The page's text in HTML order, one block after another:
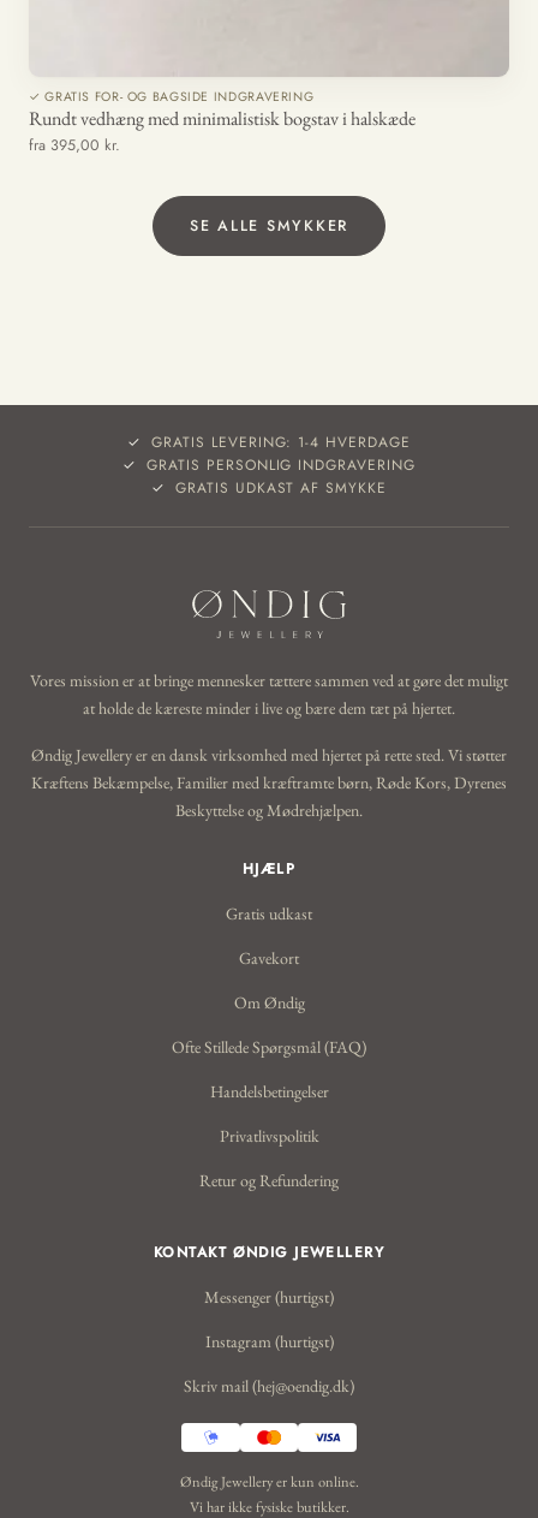
✓ GRATIS FOR- OG BAGSIDE INDGRAVERING
Rundt vedhæng med minimalistisk bogstav i halskæde
fra 395,00 kr.
SE ALLE SMYKKER
GRATIS LEVERING: 1-4 HVERDAGE
GRATIS PERSONLIG INDGRAVERING
GRATIS UDKAST AF SMYKKE
Vores mission er at bringe mennesker tættere sammen ved at gøre det muligt
at holde de kæreste minder i live og bære dem tæt på hjertet.
Øndig Jewellery er en dansk virksomhed med hjertet på rette sted. Vi støtter
Kræftens Bekæmpelse, Familier med kræftramte børn, Røde Kors, Dyrenes
Beskyttelse og Mødrehjælpen.
HJÆLP
Gratis udkast
Gavekort
Om Øndig
Ofte Stillede Spørgsmål (FAQ)
Handelsbetingelser
Privatlivspolitik
Retur og Refundering
KONTAKT ØNDIG JEWELLERY
Messenger (hurtigst)
Instagram (hurtigst)
Skriv mail (hej@oendig.dk)
Øndig Jewellery er kun online.
Vi har ikke fysiske butikker.